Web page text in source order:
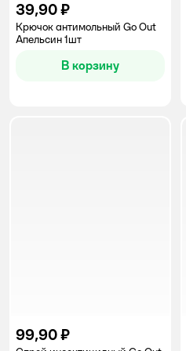
39,90 ₽
Крючок антимольный Go Out
Апельсин 1шт
В корзину
99,90 ₽